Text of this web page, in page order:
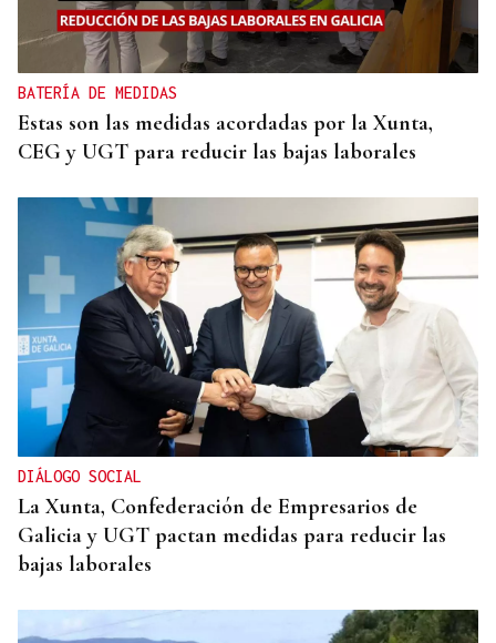
BATERÍA DE MEDIDAS
Estas son las medidas acordadas por la Xunta,
CEG y UGT para reducir las bajas laborales
DIÁLOGO SOCIAL
La Xunta, Confederación de Empresarios de
Galicia y UGT pactan medidas para reducir las
bajas laborales